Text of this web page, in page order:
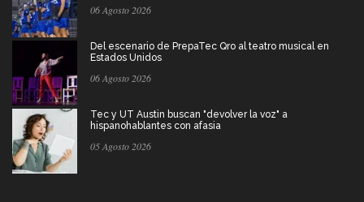
06 Agosto 2026
Del escenario de PrepaTec Qro al teatro musical en
Estados Unidos
06 Agosto 2026
Tec y UT Austin buscan "devolver la voz" a
hispanohablantes con afasia
05 Agosto 2026